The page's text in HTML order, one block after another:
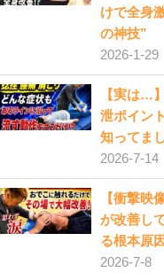
けで全身
の神技”
2026-1-29
【実は…
泄ポイン
知ってま
2026-7-14
【衝撃映
が改善し
る根本原
2026-7-8